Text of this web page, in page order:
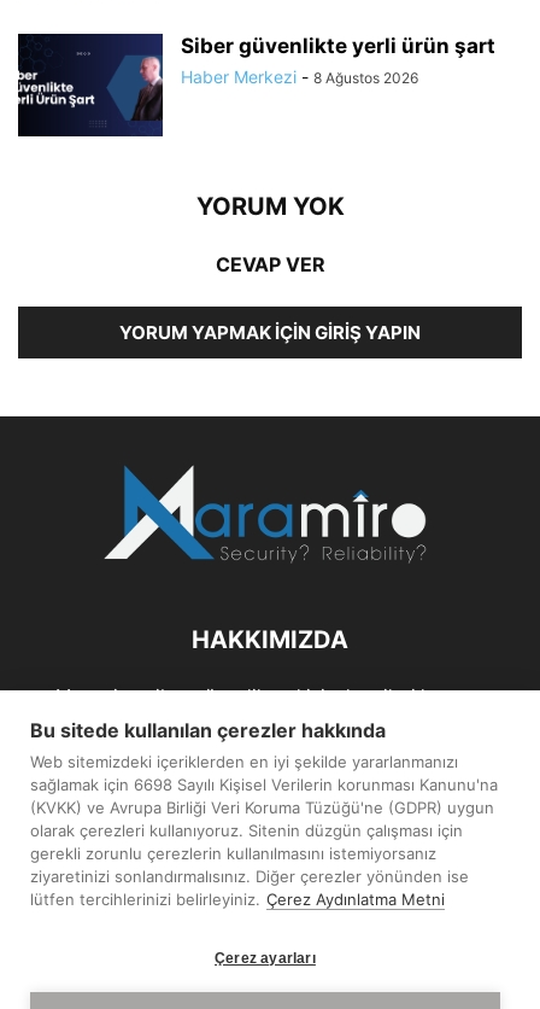
Siber güvenlikte yerli ürün şart
Haber Merkezi - 8 Ağustos 2026
YORUM YOK
CEVAP VER
YORUM YAPMAK İÇIN GIRIŞ YAPIN
HAKKIMIZDA
Maramiro; siber güvenlik ve kişisel verileri koruma
alanlarıın sağlıklı büyümelerine odaklanarak bu sektörlerle
ilgili güncel haber ve analizler hazırlayıp yayınlayan bir
haber sitesidir.
İletişim:maramiro@sentezmedya.com.tr
BIZI TAKIP EDIN
Bu sitede kullanılan çerezler hakkında
Web sitemizdeki içeriklerden en iyi şekilde yararlanmanızı
sağlamak için 6698 Sayılı Kişisel Verilerin korunması Kanunu'na
(KVKK) ve Avrupa Birliği Veri Koruma Tüzüğü'ne (GDPR) uygun
olarak çerezleri kullanıyoruz. Sitenin düzgün çalışması için
gerekli zorunlu çerezlerin kullanılmasını istemiyorsanız
ziyaretinizi sonlandırmalısınız. Diğer çerezler yönünden ise
lütfen tercihlerinizi belirleyiniz. Çerez Aydınlatma Metni
Çerez ayarları